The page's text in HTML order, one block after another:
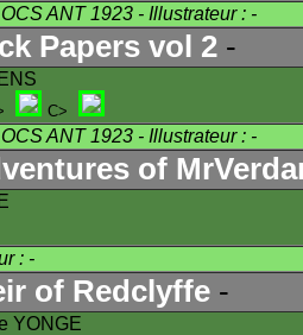
ANT 1923 - Illustrateur : -
Papers vol 2 -
C>
ANT 1923 - Illustrateur : -
of
: -
of Redclyffe -
YONGE